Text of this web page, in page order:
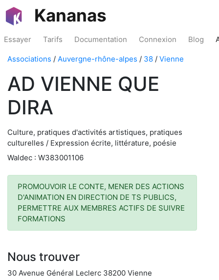
Kananas
Essayer Tarifs Documentation Connexion Blog
Associations / Auvergne-rhône-alpes / 38 / Vienne
AD VIENNE QUE
DIRA
Culture, pratiques d'activités artistiques, pratiques
culturelles / Expression écrite, littérature, poésie
Waldec : W383001106
PROMOUVOIR LE CONTE, MENER DES ACTIONS
D'ANIMATION EN DIRECTION DE TS PUBLICS,
PERMETTRE AUX MEMBRES ACTIFS DE SUIVRE
FORMATIONS
Nous trouver
30 Avenue Général Leclerc 38200 Vienne